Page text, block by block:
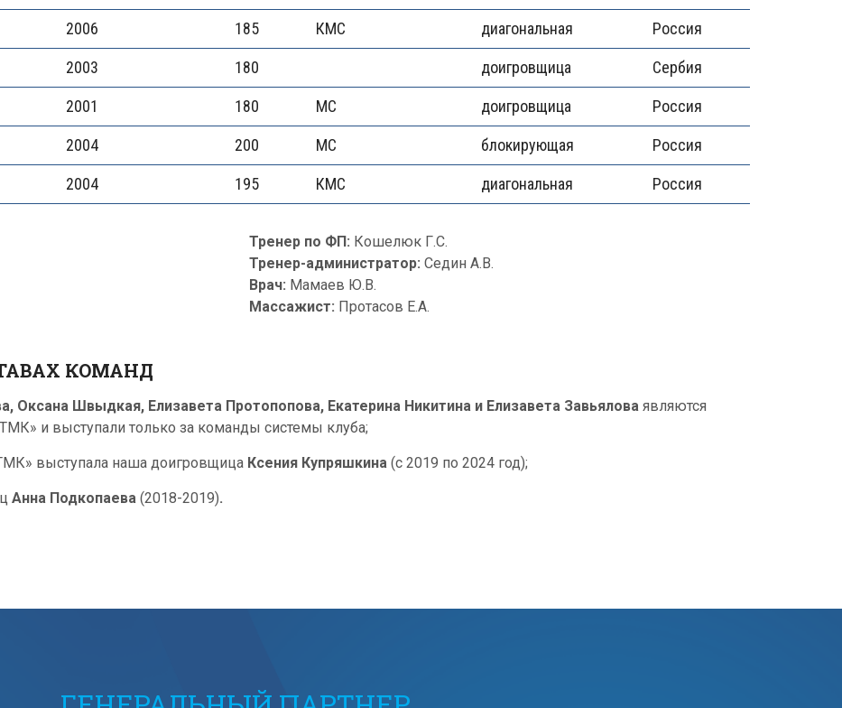
2006 185 КМС диагональная Россия
2003 180 доигровщица Сербия
2001 180 МС доигровщица Россия
2004 200 МС блокирующая Россия
2004 195 КМС диагональная Россия
Тренер по ФП: Кошелюк Г.С.
Тренер-администратор: Седин А.В.
Врач: Мамаев Ю.В.
Массажист: Протасов Е.А.
КОМАНД
Оксана Швыдкая, Елизавета Протопопова, Екатерина Никитина и Елизавета Завьялова являются
и выступали только за команды системы клуба;
выступала наша доигровщица Ксения Купряшкина (с 2019 по 2024 год);
Анна Подкопаева (2018-2019).